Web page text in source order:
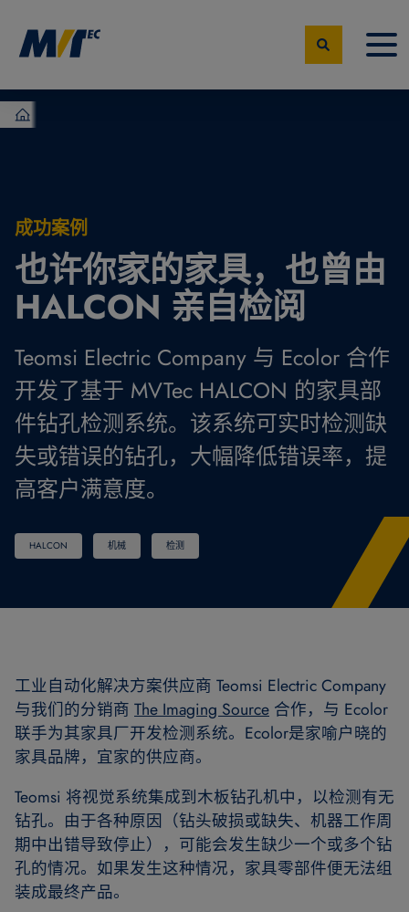
MVTec Software – 机器视觉专家
成功案例
也许你家的家具，也曾由
HALCON 亲自检阅
Teomsi Electric Company 与 Ecolor 合作
开发了基于 MVTec HALCON 的家具部
件钻孔检测系统。该系统可实时检测缺
失或错误的钻孔，大幅降低错误率，提
高客户满意度。
HALCON 机械 检测
工业自动化解决方案供应商 Teomsi Electric Company
与我们的分销商 The Imaging Source 合作，与 Ecolor
联手为其家具厂开发检测系统。Ecolor是家喻户晓的
家具品牌，宜家的供应商。
Teomsi 将视觉系统集成到木板钻孔机中，以检测有无
钻孔。由于各种原因（钻头破损或缺失、机器工作周
期中出错导致停止），可能会发生缺少一个或多个钻
孔的情况。如果发生这种情况，家具零部件便无法组
装成最终产品。